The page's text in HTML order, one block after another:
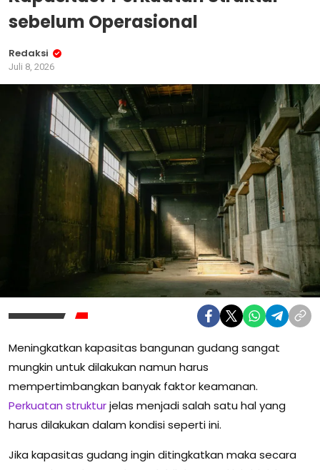
sebelum Operasional
Redaksi
Juli 8, 2026
Meningkatkan kapasitas bangunan gudang sangat
mungkin untuk dilakukan namun harus
mempertimbangkan banyak faktor keamanan.
Perkuatan strukturjelas menjadi salah satu hal yang
harus dilakukan dalam kondisi seperti ini.
Jika kapasitas gudang ingin ditingkatkan maka secara